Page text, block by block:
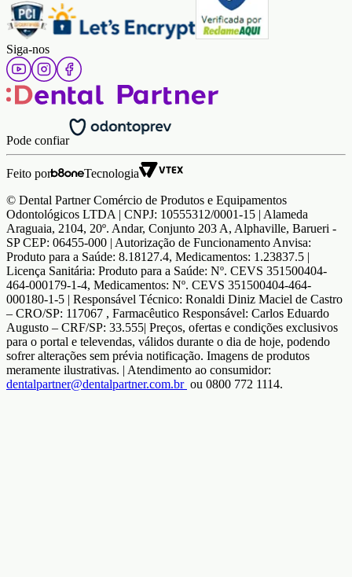
Siga-nos
Pode confiar
Feito por
Tecnologia
© Dental Partner Comércio de Produtos e Equipamentos
Odontológicos LTDA | CNPJ: 10555312/0001-15 | Alameda
Araguaia, 2104, 20º. Andar, Conjunto 203 A, Alphaville, Barueri -
SP CEP: 06455-000 | Autorização de Funcionamento Anvisa:
Produto para a Saúde: 8.18127.4, Medicamentos: 1.23837.5 |
Licença Sanitária: Produto para a Saúde: Nº. CEVS 351500404-
464-000179-1-4, Medicamentos: Nº. CEVS 351500404-464-
000180-1-5 | Responsável Técnico: Ronaldi Diniz Maciel de Castro
– CRO/SP: 117067 , Farmacêutico Responsável: Carlos Eduardo
Augusto – CRF/SP: 33.555| Preços, ofertas e condições exclusivos
para o portal e televendas, válidos durante o dia de hoje, podendo
sofrer alterações sem prévia notificação. Imagens de produtos
meramente ilustrativas. | Atendimento ao consumidor:
dentalpartner@dentalpartner.com.br ou 0800 772 1114.